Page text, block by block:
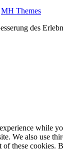
MH Themes
des
while
We also use
these